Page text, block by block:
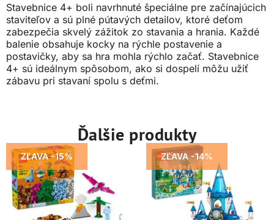
Stavebnice 4+ boli navrhnuté špeciálne pre začínajúcich
staviteľov a sú plné pútavých detailov, ktoré deťom
zabezpečia skvelý zážitok zo stavania a hrania. Každé
balenie obsahuje kocky na rýchle postavenie a
postavičky, aby sa hra mohla rýchlo začať. Stavebnice
4+ sú ideálnym spôsobom, ako si dospelí môžu užiť
zábavu pri stavaní spolu s deťmi.
Ďalšie produkty
ZĽAVA -15% ZĽAVA -14%